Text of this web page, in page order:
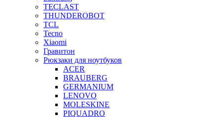
TECLAST
THUNDEROBOT
TCL
Tecno
Xiaomi
Гравитон
Рюкзаки для ноутбуков
ACER
BRAUBERG
GERMANIUM
LENOVO
MOLESKINE
PIQUADRO